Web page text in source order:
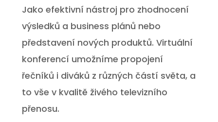
Jako efektivní nástroj pro zhodnocení
výsledků a business plánů nebo
představení nových produktů. Virtuální
konferencí umožníme propojení
řečníků i diváků z různých částí světa, a
to vše v kvalitě živého televizního
přenosu.